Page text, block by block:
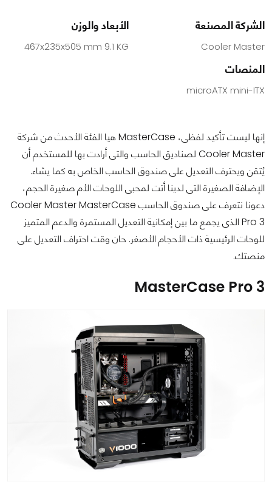
الشركة المصنعة
Cooler Master
الأبعاد والوزن
467x235x505 mm 9.1 KG
المنصات
microATX mini-ITX
إنها ليست تأكيد لفظى، MasterCase هيا الفئة الأحدث من شركة
Cooler Master لصناديق الحاسب والتى أرادت بها للمستخدم أن
يُتقن ويحترف التعديل على صندوق الحاسب الخاص به كما يشاء.
الإضافة الصغيرة التى لدينا أتت لمحبى اللوحات الأم صغيرة الحجم،
دعونا نتعرف على صندوق الحاسب Cooler Master MasterCase
Pro 3 الذى يجمع ما بين إمكانية التعديل المستمرة والدعم المتميز
للوحات الرئيسية ذات الأحجام الأصغر. حان وقت احتراف التعديل على
منصتك.
MasterCase Pro 3